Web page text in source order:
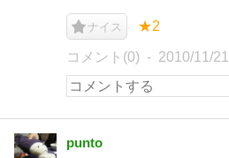
ナイス ★2
コメント(0) 2010/11/21
punto